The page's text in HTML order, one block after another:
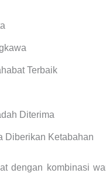
Terbaik
Diterima
Diberikan Ketabahan
dengan kombinasi